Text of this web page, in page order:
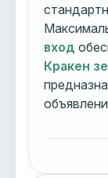
вход
Кракен